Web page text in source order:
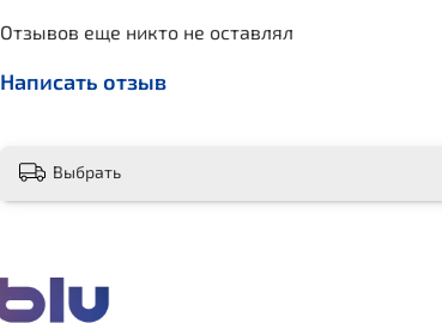
Отзывов еще никто не оставлял
Написать отзыв
Выбрать